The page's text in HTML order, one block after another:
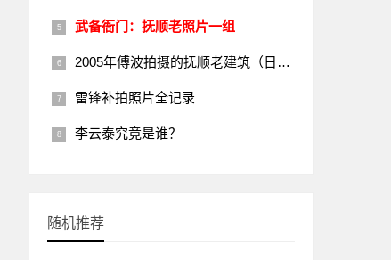
武备衙门：抚顺老照片一组
2005年傅波拍摄的抚顺老建筑（日本楼）
雷锋补拍照片全记录
李云泰究竟是谁？
随机推荐